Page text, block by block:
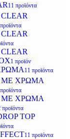
11 προϊόντα
1 προϊόν
11 προϊόντα
ΜΕ ΧΡΩΜΑ
ΜΕ ΧΡΩΜΑ
προϊόντα
TOP
11 προϊόντα